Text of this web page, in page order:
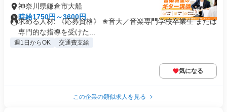
神奈川県鎌倉市大船
時給1750円～3600円
求める人材: 《応募資格》 ✬音大／音楽専門学校卒業生 または
専門的な指導を受けた...
週1日からOK 交通費支給
気になる
この企業の類似求人を見る